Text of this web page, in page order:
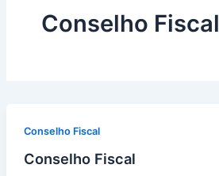
Conselho Fiscal
Conselho Fiscal
Conselho Fiscal